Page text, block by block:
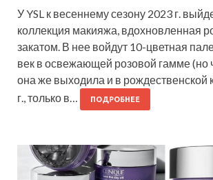
У YSL к весеннему сезону 2023 г.
коллекция макияжа, вдохновленная
закатом. В нее войдут 10-цветная
век в освежающей розовой гамме (но
она же выходила и в рождественской
г., только в…
ПОДРОБНЕЕ